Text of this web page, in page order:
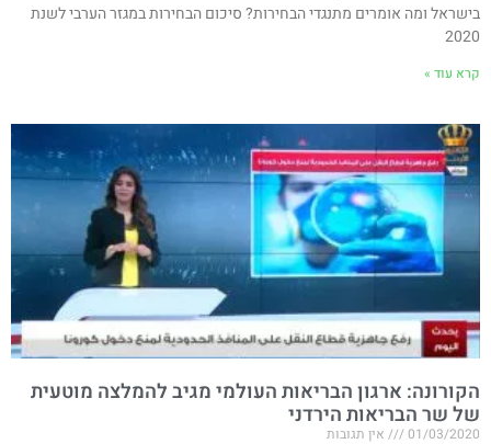
בישראל ומה אומרים מתנגדי הבחירות? סיכום הבחירות במגזר הערבי לשנת
2020
קרא עוד »
הקורונה: ארגון הבריאות העולמי מגיב להמלצה מוטעית
של שר הבריאות הירדני
01/03/2020 אין תגובות